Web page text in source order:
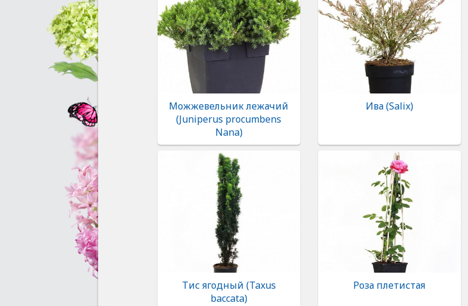
Можжевельник лежачий
(Juniperus procumbens
Nana)
Ива (Salix)
Тис ягодный (Taxus
baccata)
Роза плетистая